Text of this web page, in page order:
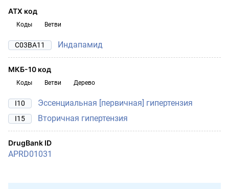
АТХ код
Коды Ветви
C03BA11 Индапамид
МКБ-10 код
Коды Ветви Дерево
I10 Эссенциальная [первичная] гипертензия
I15 Вторичная гипертензия
DrugBank ID
APRD01031